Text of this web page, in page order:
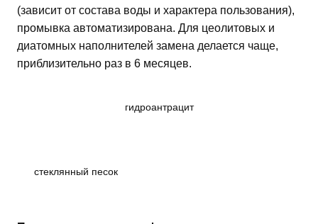
(зависит от состава воды и характера пользования),
промывка автоматизирована. Для цеолитовых и
диатомных наполнителей замена делается чаще,
приблизительно раз в 6 месяцев.
гидроантрацит
стеклянный песок